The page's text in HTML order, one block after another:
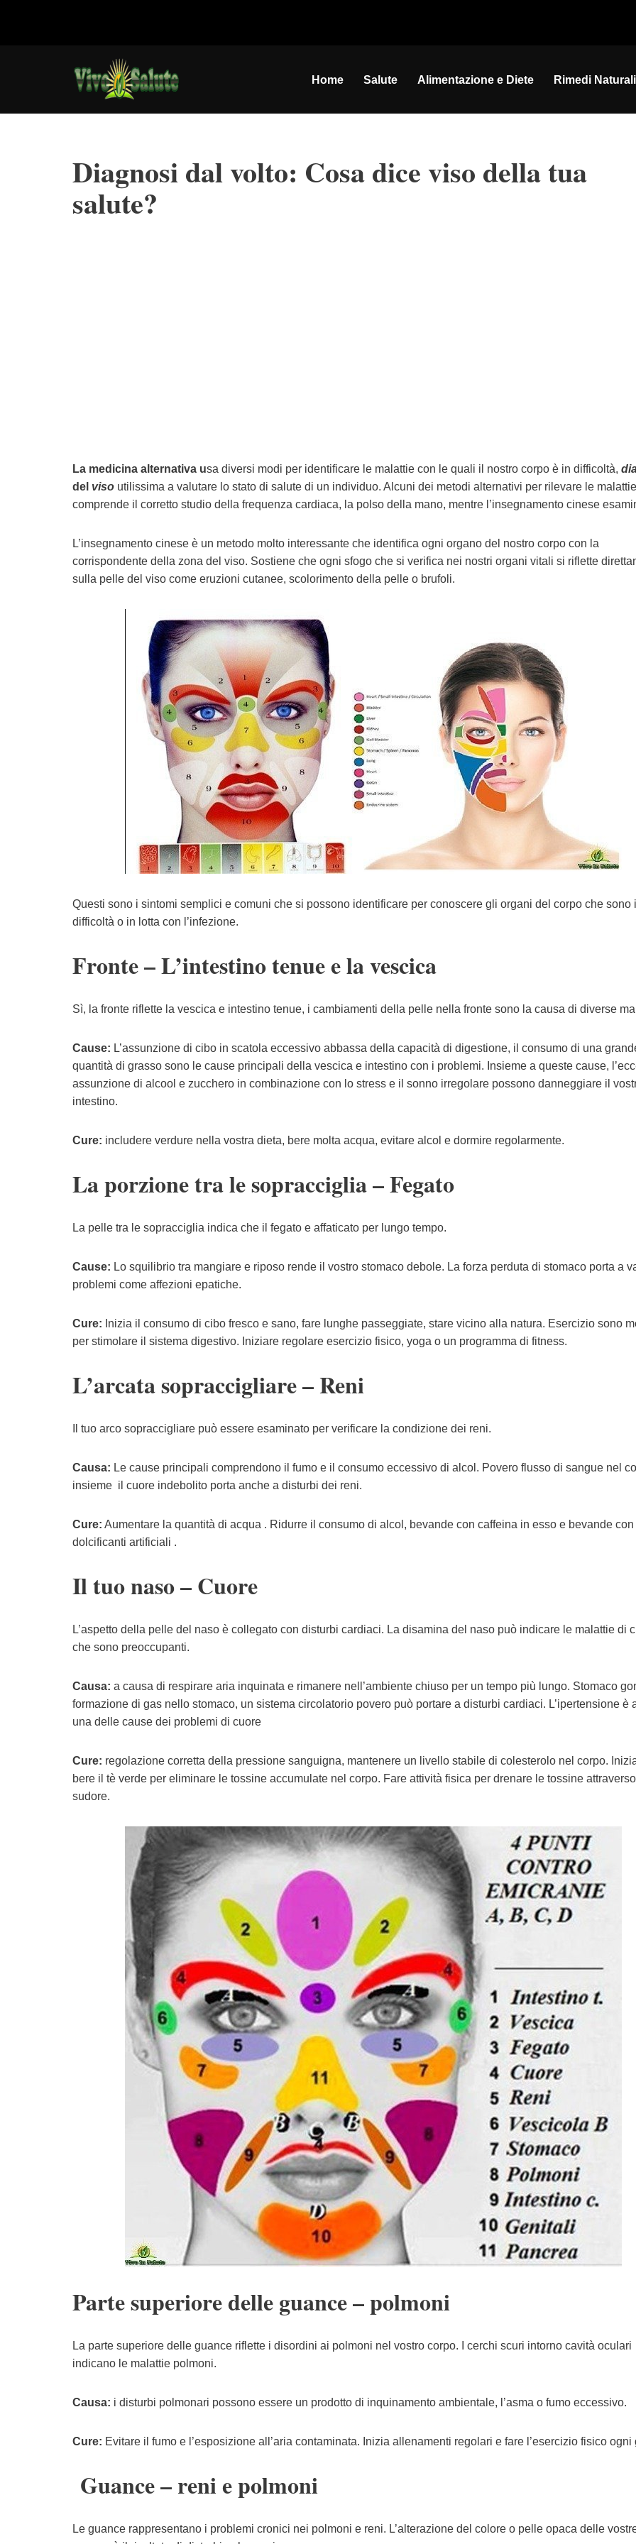
Home Salute Alimentazione e Diete Rimedi Naturali
Diagnosi dal volto: Cosa dice viso della tua
salute?
La medicina alternativa usa diversi modi per identificare le malattie con le quali il nostro corpo è in difficoltà,
del viso utilissima a valutare lo stato di salute di un individuo. Alcuni dei metodi alternativi per rilevare le malattie
comprende il corretto studio della frequenza cardiaca, la polso della mano, mentre l’insegnamento cinese
L’insegnamento cinese è un metodo molto interessante che identifica ogni organo del nostro corpo con la
corrispondente della zona del viso. Sostiene che ogni sfogo che si verifica nei nostri organi vitali si riflette
sulla pelle del viso come eruzioni cutanee, scolorimento della pelle o brufoli.
Questi sono i sintomi semplici e comuni che si possono identificare per conoscere gli organi del corpo che sono
difficoltà o in lotta con l’infezione.
Fronte – L’intestino tenue e la vescica
Sì, la fronte riflette la vescica e intestino tenue, i cambiamenti della pelle nella fronte sono la causa di diverse
Cause: L’assunzione di cibo in scatola eccessivo abbassa della capacità di digestione, il consumo di una
quantità di grasso sono le cause principali della vescica e intestino con i problemi. Insieme a queste cause,
assunzione di alcool e zucchero in combinazione con lo stress e il sonno irregolare possono danneggiare il
intestino.
Cure: includere verdure nella vostra dieta, bere molta acqua, evitare alcol e dormire regolarmente.
La porzione tra le sopracciglia – Fegato
La pelle tra le sopracciglia indica che il fegato e affaticato per lungo tempo.
Cause: Lo squilibrio tra mangiare e riposo rende il vostro stomaco debole. La forza perduta di stomaco porta a
problemi come affezioni epatiche.
Cure: Inizia il consumo di cibo fresco e sano, fare lunghe passeggiate, stare vicino alla natura. Esercizio sono
per stimolare il sistema digestivo. Iniziare regolare esercizio fisico, yoga o un programma di fitness.
L’arcata sopraccigliare – Reni
Il tuo arco sopraccigliare può essere esaminato per verificare la condizione dei reni.
Causa: Le cause principali comprendono il fumo e il consumo eccessivo di alcol. Povero flusso di sangue nel
insieme il cuore indebolito porta anche a disturbi dei reni.
Cure: Aumentare la quantità di acqua . Ridurre il consumo di alcol, bevande con caffeina in esso e bevande con
dolcificanti artificiali .
Il tuo naso – Cuore
L’aspetto della pelle del naso è collegato con disturbi cardiaci. La disamina del naso può indicare le malattie di
che sono preoccupanti.
Causa: a causa di respirare aria inquinata e rimanere nell’ambiente chiuso per un tempo più lungo. Stomaco
formazione di gas nello stomaco, un sistema circolatorio povero può portare a disturbi cardiaci. L’ipertensione è
una delle cause dei problemi di cuore
Cure: regolazione corretta della pressione sanguigna, mantenere un livello stabile di colesterolo nel corpo.
bere il tè verde per eliminare le tossine accumulate nel corpo. Fare attività fisica per drenare le tossine attraverso
sudore.
Parte superiore delle guance – polmoni
La parte superiore delle guance riflette i disordini ai polmoni nel vostro corpo. I cerchi scuri intorno cavità oculari
indicano le malattie polmoni.
Causa: i disturbi polmonari possono essere un prodotto di inquinamento ambientale, l’asma o fumo eccessivo.
Cure: Evitare il fumo e l’esposizione all’aria contaminata. Inizia allenamenti regolari e fare l’esercizio fisico ogni
Guance – reni e polmoni
Le guance rappresentano i problemi cronici nei polmoni e reni. L’alterazione del colore o pelle opaca delle